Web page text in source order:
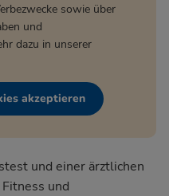
sowie über
und
dazu in unserer
akzeptieren
und einer ärztlichen
und